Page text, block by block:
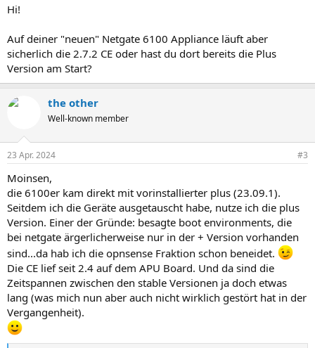
:
Hi!
Auf deiner "neuen" Netgate 6100 Appliance läuft aber
sicherlich die 2.7.2 CE oder hast du dort bereits die Plus
Version am Start?
the other
Well-known member
23 Apr. 2024 #3
Moinsen,
die 6100er kam direkt mit vorinstallierter plus (23.09.1).
Seitdem ich die Geräte ausgetauscht habe, nutze ich die plus
Version. Einer der Gründe: besagte boot environments, die
bei netgate ärgerlicherweise nur in der + Version vorhanden
sind...da hab ich die opnsense Fraktion schon beneidet.
Die CE lief seit 2.4 auf dem APU Board. Und da sind die
Zeitspannen zwischen den stable Versionen ja doch etwas
lang (was mich nun aber auch nicht wirklich gestört hat in der
Vergangenheit).